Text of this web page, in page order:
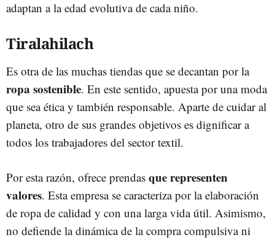
adaptan a la edad evolutiva de cada niño.
Tiralahilach
Es otra de las muchas tiendas que se decantan por la
ropa sostenible. En este sentido, apuesta por una moda
que sea ética y también responsable. Aparte de cuidar al
planeta, otro de sus grandes objetivos es dignificar a
todos los trabajadores del sector textil.
Por esta razón, ofrece prendas que representen
valores. Esta empresa se caracteriza por la elaboración
de ropa de calidad y con una larga vida útil. Asimismo,
no defiende la dinámica de la compra compulsiva ni